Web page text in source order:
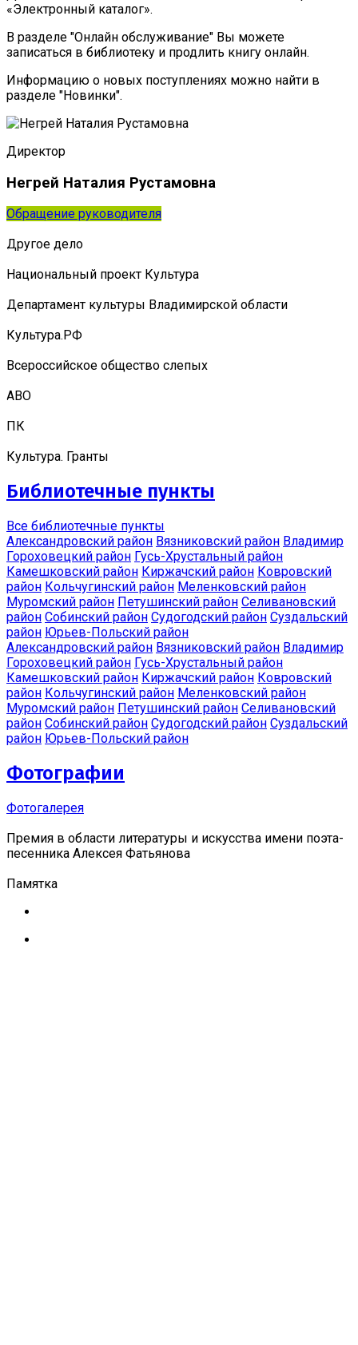
«Электронный каталог».
В разделе "Онлайн обслуживание" Вы можете
записаться в библиотеку и продлить книгу онлайн.
Информацию о новых поступлениях можно найти в
разделе "Новинки".
Директор
Негрей Наталия Рустамовна
Обращение руководителя
Другое дело
Национальный проект Культура
Департамент культуры Владимирской области
Культура.РФ
Всероссийское общество слепых
АВО
ПК
Культура. Гранты
Библиотечные пункты
Все библиотечные пункты
Александровский район Вязниковский район Владимир
Гороховецкий район Гусь-Хрустальный район
Камешковский район Киржачский район Ковровский
район Кольчугинский район Меленковский район
Муромский район Петушинский район Селивановский
район Собинский район Судогодский район Суздальский
район Юрьев-Польский район
Александровский район Вязниковский район Владимир
Гороховецкий район Гусь-Хрустальный район
Камешковский район Киржачский район Ковровский
район Кольчугинский район Меленковский район
Муромский район Петушинский район Селивановский
район Собинский район Судогодский район Суздальский
район Юрьев-Польский район
Фотографии
Фотогалерея
Премия в области литературы и искусства имени поэта-
песенника Алексея Фатьянова
Памятка